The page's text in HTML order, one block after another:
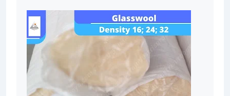
Industrial
Material
Industri Supplier